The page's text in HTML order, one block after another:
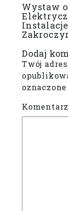
Wystaw
Dodaj
Twój